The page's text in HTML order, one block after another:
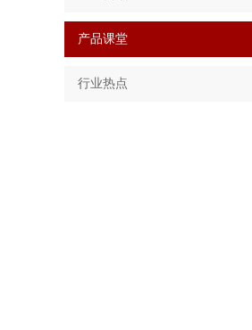
产品课堂
行业热点